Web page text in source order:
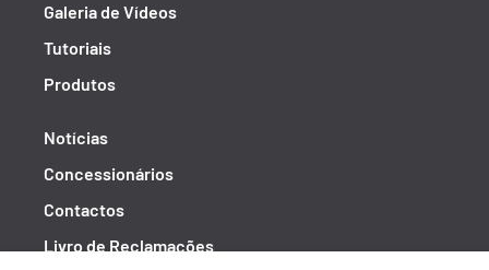
Galeria de Vídeos
Tutoriais
Produtos
Notícias
Concessionários
Contactos
Livro de Reclamações